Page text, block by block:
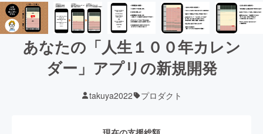
あなたの「人生１００年カレン
ダー」アプリの新規開発
takuya2022 プロダクト